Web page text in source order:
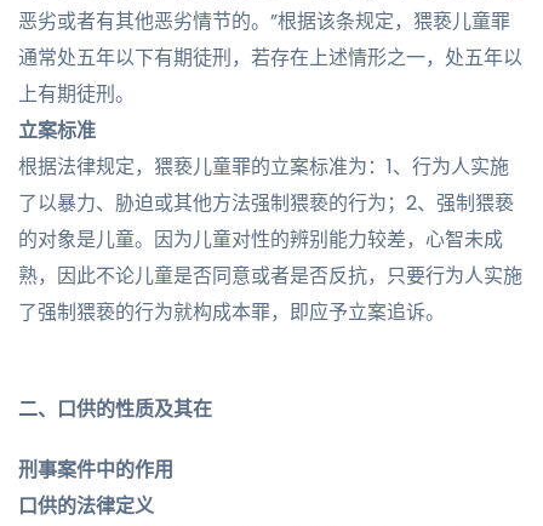
恶劣或者有其他恶劣情节的。”根据该条规定，猥亵儿童罪
通常处五年以下有期徒刑，若存在上述情形之一，处五年以
上有期徒刑。
立案标准
根据法律规定，猥亵儿童罪的立案标准为：1、行为人实施
了以暴力、胁迫或其他方法强制猥亵的行为；2、强制猥亵
的对象是儿童。因为儿童对性的辨别能力较差，心智未成
熟，因此不论儿童是否同意或者是否反抗，只要行为人实施
了强制猥亵的行为就构成本罪，即应予立案追诉。
二、 口供的性质及其在
刑事案件中的作用
口供的法律定义